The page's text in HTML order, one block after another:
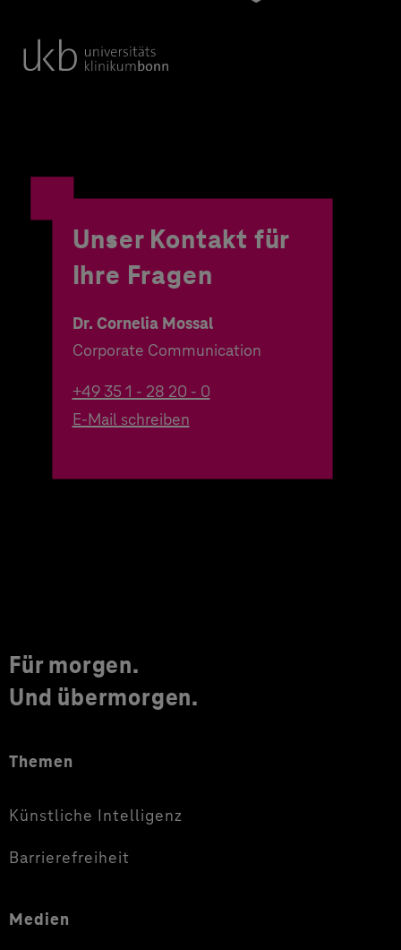
Unser Kontakt für
Ihre Fragen
Dr. Cornelia Mossal
Corporate Communication
+49 35 1 - 28 20 - 0
E-Mail schreiben
Für morgen.
Und übermorgen.
Themen
Künstliche Intelligenz
Barrierefreiheit
Medien